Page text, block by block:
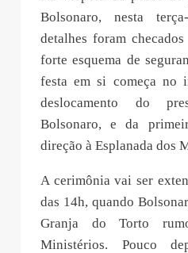
Bolsonaro, nesta
detalhes foram
forte esquema de
festa em si começa no
deslocamento do
Bolsonaro, e da
direção à Esplanada dos
A cerimônia vai ser
das 14h, quando
Granja do Torto
Ministérios. Pouco